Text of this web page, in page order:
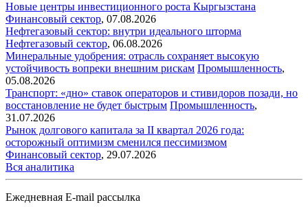
Новые центры инвестиционного роста Кыргызстана
Финансовый сектор, 07.08.2026
Нефтегазовый сектор: внутри идеального шторма
Нефтегазовый сектор, 06.08.2026
Минеральные удобрения: отрасль сохраняет высокую
устойчивость вопреки внешним рискам Промышленность,
05.08.2026
Транспорт: «дно» ставок операторов и стивидоров позади, но
восстановление не будет быстрым Промышленность,
31.07.2026
Рынок долгового капитала за II квартал 2026 года:
осторожный оптимизм сменился пессимизмом
Финансовый сектор, 29.07.2026
Вся аналитика
Ежедневная E-mail рассылка